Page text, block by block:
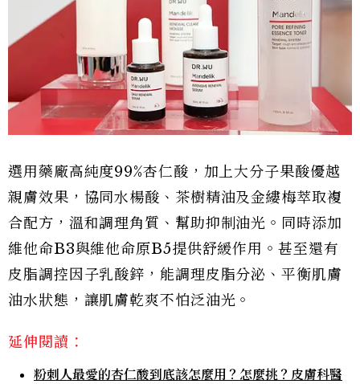
選用藥廠高純度99%杏仁酸，加上大分子果酸優越
親膚效果，協同水楊酸、茶樹精油及金縷梅萃取複
合配方，溫和調理角質、幫助抑制油光。同時添加
維他命B3與維他命原B5提供舒緩作用。甚至還有
皮脂調控因子乳酸鋅，能調理皮脂分泌、平衡肌膚
油水狀態，讓肌膚乾爽不怕泛油光。
延伸閱讀：
粉刺人最愛的杏仁酸到底該怎麼用？怎麼挑？皮膚科醫